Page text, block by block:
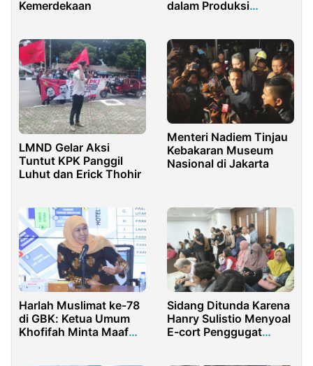
Kemerdekaan
dalam Produksi
Vox Pop
LMND Gelar Aksi
Tuntut KPK Panggil
Luhut dan Erick Thohir
Menteri Nadiem Tinjau
Kebakaran Museum
Nasional di Jakarta
Harlah Muslimat ke-78
di GBK: Ketua Umum
Khofifah Minta Maaf
Sidang Ditunda Karena
Hanry Sulistio Menyoal
E-cort Penggugat